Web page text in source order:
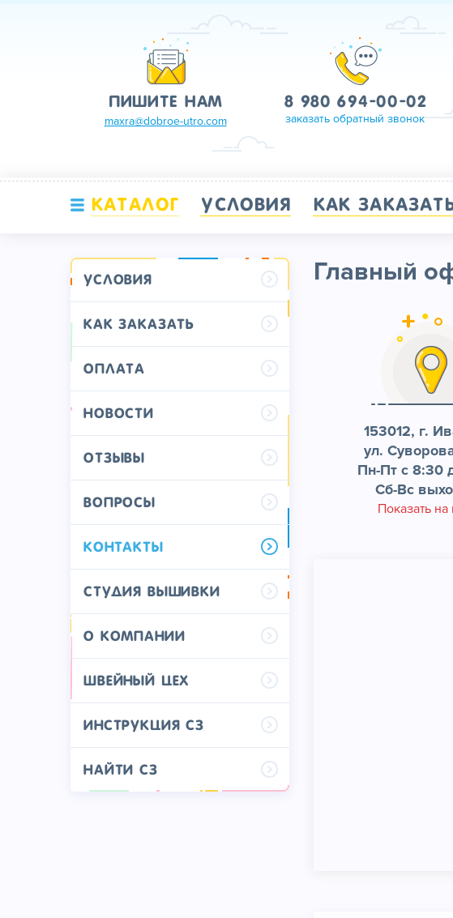
ПИШИТЕ НАМ
maxra@dobroe-utro.com
8 980 694-00-02
заказать обратный звонок
КАТАЛОГ УСЛОВИЯ КАК
Условия
Как заказать
Оплата
Новости
Отзывы
Вопросы
Контакты
Студия вышивки
О компании
Швейный цех
Инструкция СЗ
Найти СЗ
Главный
153012, г.
ул.
Пн-Пт с 8:30
Сб-Вс
Показать на